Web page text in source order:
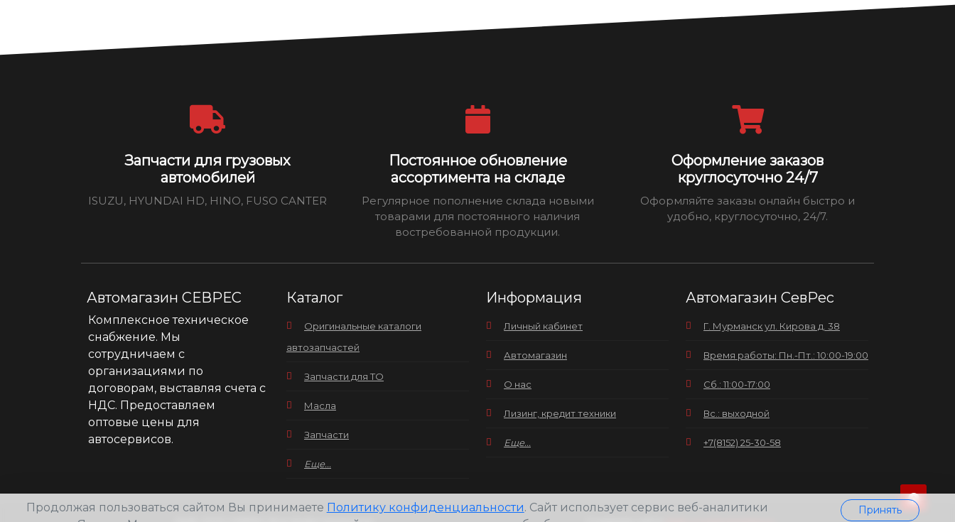
Запчасти для грузовых
автомобилей
ISUZU, HYUNDAI HD, HINO, FUSO CANTER
Постоянное обновление
ассортимента на складе
Регулярное пополнение склада новыми
товарами для постоянного наличия
востребованной продукции.
Оформление заказов
круглосуточно 24/7
Оформляйте заказы онлайн быстро и
удобно, круглосуточно, 24/7.
Автомагазин СЕВРЕС
Комплексное техническое
снабжение. Мы
сотрудничаем с
организациями по
договорам, выставляя счета с
НДС. Предоставляем
оптовые цены для
автосервисов.
Каталог
Оригинальные каталоги
автозапчастей
Запчасти для ТО
Масла
Запчасти
Еще...
Информация
Личный кабинет
Автомагазин
О нас
Лизинг, кредит техники
Еще...
Автомагазин СевРес
Г. Мурманск ул. Кирова д. 38
Время работы: Пн.-Пт.: 10:00-19:00
Сб.: 11:00-17:00
Вс.: выходной
+7(8152) 25-30-58
Продолжая пользоваться сайтом Вы принимаете Политику конфиденциальности. Сайт использует сервис веб-аналитики
Принять